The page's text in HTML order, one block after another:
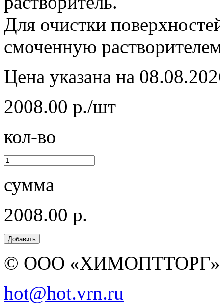
Для очистки
смоченную
Цена указана на
2008.00 р./шт
кол-во
сумма
2008.00 р.
© ООО
hot@hot.vrn.ru